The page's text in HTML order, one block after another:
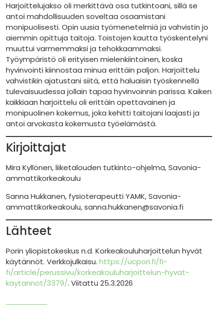
Harjoittelujakso oli merkittävä osa tutkintoani, sillä se
antoi mahdollisuuden soveltaa osaamistani
monipuolisesti. Opin uusia työmenetelmiä ja vahvistin jo
aiemmin opittuja taitoja. Toistojen kautta työskentelyni
muuttui varmemmaksi ja tehokkaammaksi.
Työympäristö oli erityisen mielenkiintoinen, koska
hyvinvointi kiinnostaa minua erittäin paljon. Harjoittelu
vahvistikin ajatustani siitä, että haluaisin työskennellä
tulevaisuudessa jollain tapaa hyvinvoinnin parissa. Kaiken
kaikkiaan harjoittelu oli erittäin opettavainen ja
monipuolinen kokemus, joka kehitti taitojani laajasti ja
antoi arvokasta kokemusta työelämästä.
Kirjoittajat
Mira Kyllönen, liiketalouden tutkinto-ohjelma, Savonia-
ammattikorkeakoulu
Sanna Hukkanen, fysioterapeutti YAMK, Savonia-
ammattikorkeakoulu, sanna.hukkanen@savonia.fi
Lähteet
Porin yliopistokeskus n.d. Korkeakouluharjoittelun hyvät
käytännöt. Verkkojulkaisu. https://ucpori.fi/fi-
fi/article/perussivu/korkeakouluharjoittelun-hyvat-
kaytannot/3379/. Viitattu 25.3.2026